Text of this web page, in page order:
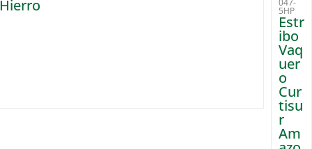
5HP
Estr
ibo
Vaq
uer
o
Cur
tisu
r
Am